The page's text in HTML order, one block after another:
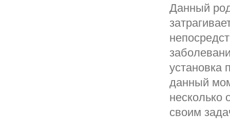
Данный
установка
данный
несколько
своим